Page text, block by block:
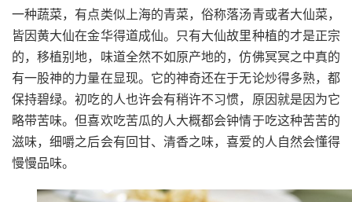
一种蔬菜，有点类似上海的青菜，俗称落汤青或者大仙菜，
皆因黄大仙在金华得道成仙。只有大仙故里种植的才是正宗
的，移植别地，味道全然不如原产地的，仿佛冥冥之中真的
有一股神的力量在显现。它的神奇还在于无论炒得多熟，都
保持碧绿。初吃的人也许会有稍许不习惯，原因就是因为它
略带苦味。但喜欢吃苦瓜的人大概都会钟情于吃这种苦苦的
滋味，细嚼之后会有回甘、清香之味，喜爱的人自然会懂得
慢慢品味。